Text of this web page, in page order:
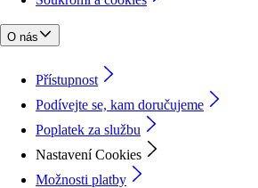
O nás
Přístupnost
Podívejte se, kam doručujeme
Poplatek za službu
Nastavení Cookies
Možnosti platby